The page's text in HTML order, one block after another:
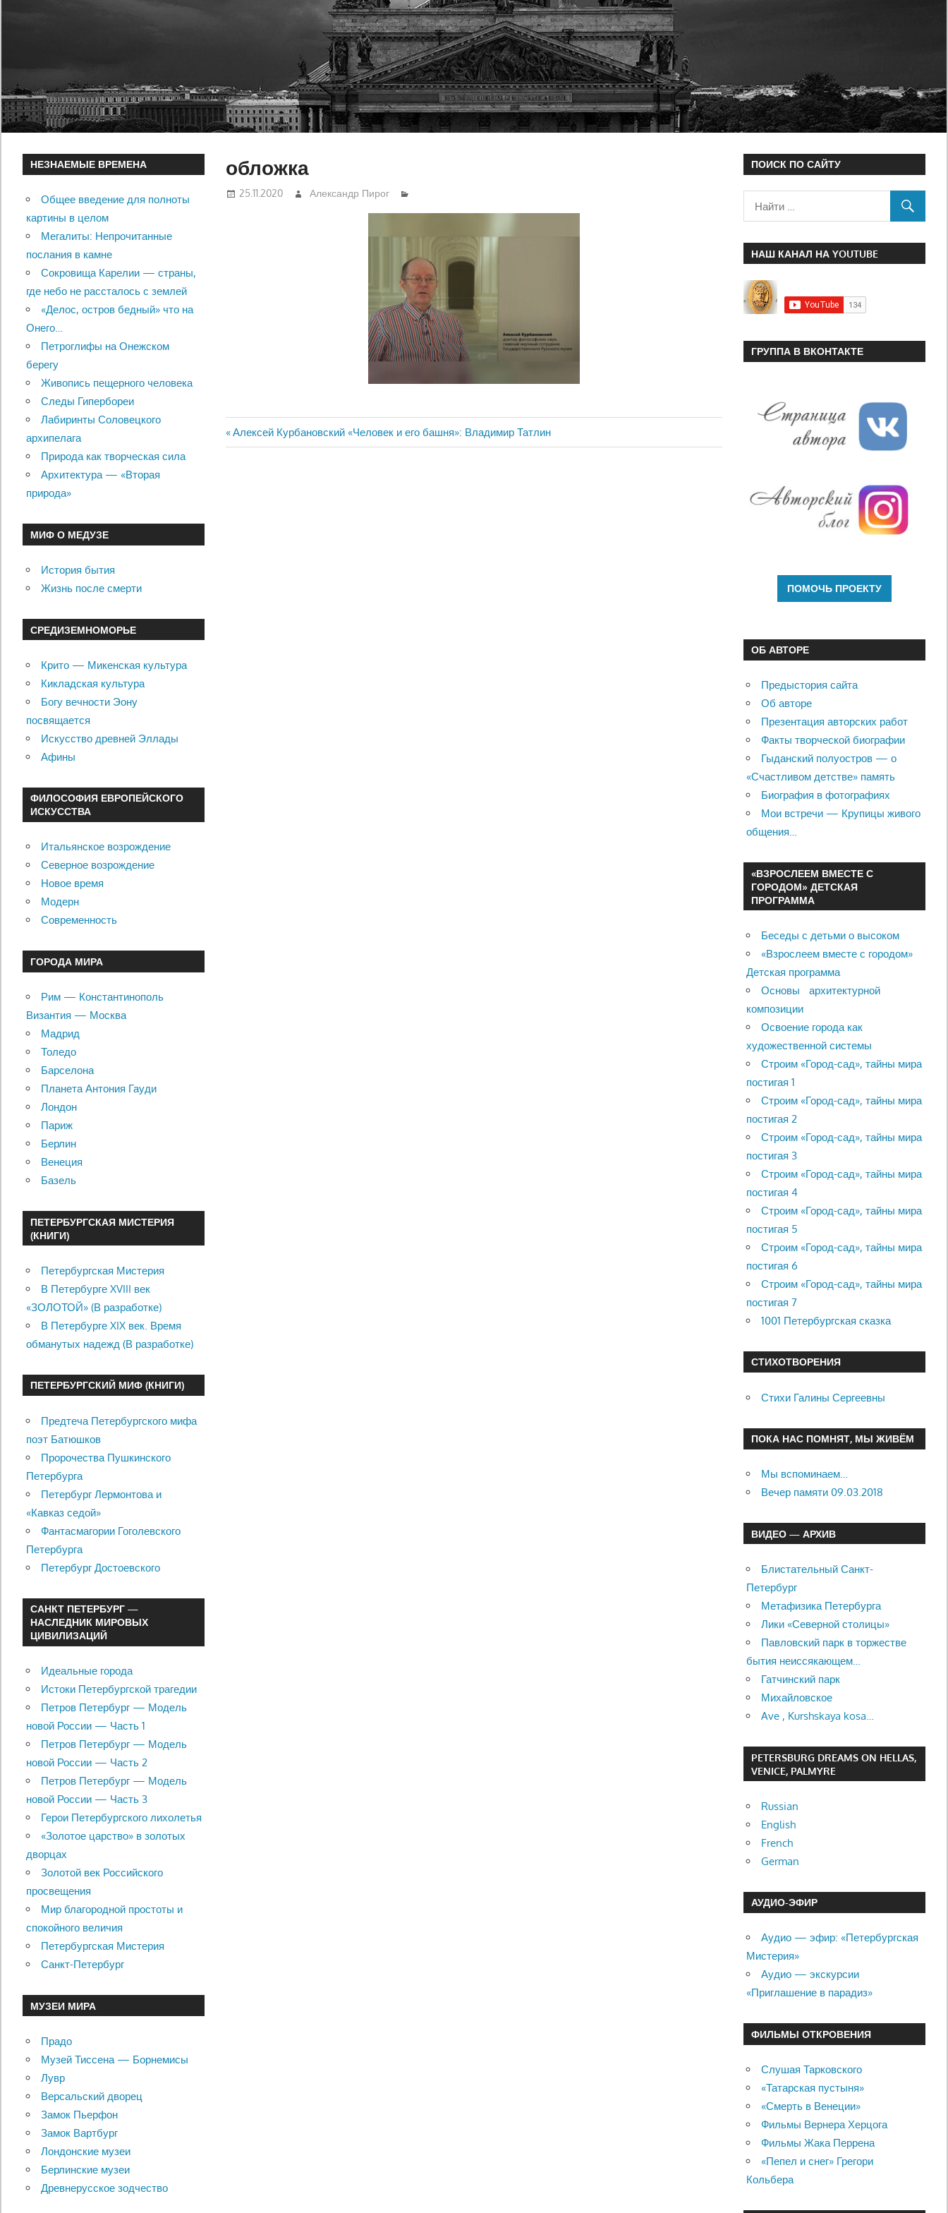
обложка
25.11.2020 Александр Пирог
Навигация
Previous
Post:
Алексей Курбановский «Человек и его башня»: Владимир Татлин
НЕЗНАЕМЫЕ ВРЕМЕНА
Общее введение для полноты
картины в целом
Мегалиты: Непрочитанные
послания в камне
Сокровища Карелии — страны,
где небо не рассталось с землей
«Делос, остров бедный» что на
Онего…
Петроглифы на Онежском
берегу
Живопись пещерного человека
Следы Гипербореи
Лабиринты Соловецкого
архипелага
Природа как творческая сила
Архитектура — «Вторая
природа»
МИФ О МЕДУЗЕ
История бытия
Жизнь после смерти
СРЕДИЗЕМНОМОРЬЕ
Крито — Микенская культура
Кикладская культура
Богу вечности Эону
посвящается
Искусство древней Эллады
Афины
ФИЛОСОФИЯ ЕВРОПЕЙСКОГО
ИСКУССТВА
Итальянское возрождение
Северное возрождение
Новое время
Модерн
Современность
ГОРОДА МИРА
Рим — Константинополь
Византия — Москва
Мадрид
Толедо
Барселона
Планета Антония Гауди
Лондон
Париж
Берлин
Венеция
Базель
ПЕТЕРБУРГСКАЯ МИСТЕРИЯ
(КНИГИ)
Петербургская Мистерия
В Петербурге XVIII век
«ЗОЛОТОЙ» (В разработке)
В Петербурге XIX век. Время
обманутых надежд (В разработке)
ПЕТЕРБУРГСКИЙ МИФ (КНИГИ)
Предтеча Петербургского мифа
поэт Батюшков
Пророчества Пушкинского
Петербурга
Петербург Лермонтова и
«Кавказ седой»
Фантасмагории Гоголевского
Петербурга
Петербург Достоевского
САНКТ ПЕТЕРБУРГ —
НАСЛЕДНИК МИРОВЫХ
ЦИВИЛИЗАЦИЙ
Идеальные города
Истоки Петербургской трагедии
Петров Петербург — Модель
новой России — Часть 1
Петров Петербург — Модель
новой России — Часть 2
Петров Петербург — Модель
новой России — Часть 3
Герои Петербургского лихолетья
«Золотое царство» в золотых
дворцах
Золотой век Российского
просвещения
Мир благородной простоты и
спокойного величия
Петербургская Мистерия
Санкт-Петербург
МУЗЕИ МИРА
Прадо
Музей Тиссена — Борнемисы
Лувр
Версальский дворец
Замок Пьерфон
Замок Вартбург
Лондонские музеи
Берлинские музеи
Древнерусское зодчество
ПОИСК ПО САЙТУ
НАШ КАНАЛ НА YOUTUBE
ГРУППА В ВКОНТАКТЕ
ОБ АВТОРЕ
Предыстория сайта
Об авторе
Презентация авторских работ
Факты творческой биографии
Гыданский полуостров — о
«Счастливом детстве» память
Биография в фотографиях
Мои встречи — Крупицы живого
общения…
«ВЗРОСЛЕЕМ ВМЕСТЕ С
ГОРОДОМ» ДЕТСКАЯ
ПРОГРАММА
Беседы с детьми о высоком
«Взрослеем вместе с городом»
Детская программа
Основы архитектурной
композиции
Освоение города как
художественной системы
Строим «Город-сад», тайны мира
постигая 1
Строим «Город-сад», тайны мира
постигая 2
Строим «Город-сад», тайны мира
постигая 3
Строим «Город-сад», тайны мира
постигая 4
Строим «Город-сад», тайны мира
постигая 5
Строим «Город-сад», тайны мира
постигая 6
Строим «Город-сад», тайны мира
постигая 7
1001 Петербургская сказка
СТИХОТВОРЕНИЯ
Стихи Галины Сергеевны
ПОКА НАС ПОМНЯТ, МЫ ЖИВЁМ
Мы вспоминаем…
Вечер памяти 09.03.2018
ВИДЕО — АРХИВ
Блистательный Санкт-
Петербург
Метафизика Петербурга
Лики «Северной столицы»
Павловский парк в торжестве
бытия неиссякающем…
Гатчинский парк
Михайловское
Ave , Kurshskaya kosa…
PETERSBURG DREAMS ON HELLAS,
VENICE, PALMYRE
Russian
English
French
German
АУДИО-ЭФИР
Аудио — эфир: «Петербургская
Мистерия»
Аудио — экскурсии
«Приглашение в парадиз»
ФИЛЬМЫ ОТКРОВЕНИЯ
Слушая Тарковского
«Татарская пустыня»
«Смерть в Венеции»
Фильмы Вернера Херцога
Фильмы Жака Перрена
«Пепел и снег» Грегори
Кольбера